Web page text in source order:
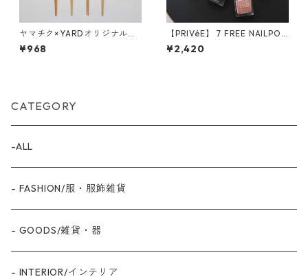
ヤマチク×YARDオリジナルお
箸
¥968
【PRIVéE】 7 FREE NAILPOLI
SH
¥2,420
CATEGORY
-ALL
- FASHION/服・服飾雑貨
- GOODS/雑貨・器
- INTERIOR/インテリア